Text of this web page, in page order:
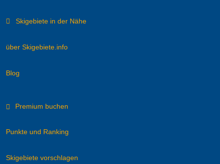
Skigebiete in der Nähe
über Skigebiete.info
Blog
Premium buchen
Punkte und Ranking
Skigebiete vorschlagen